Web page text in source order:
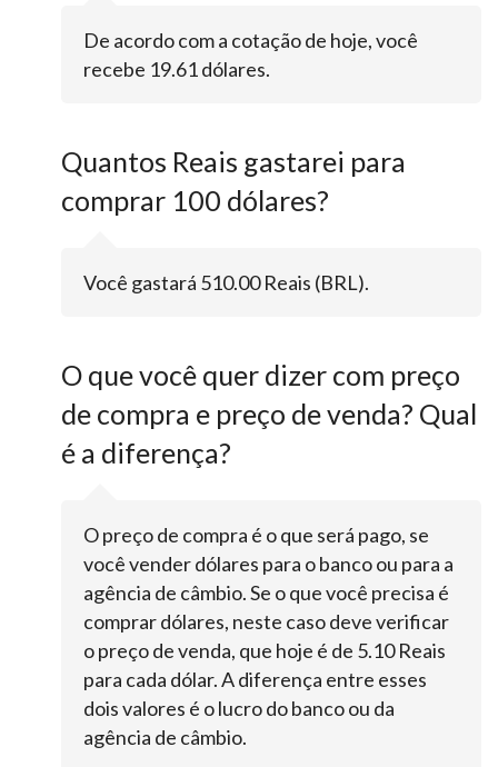
De acordo com a cotação de hoje, você
recebe 19.61 dólares.
Quantos Reais gastarei para
comprar 100 dólares?
Você gastará 510.00 Reais (BRL).
O que você quer dizer com preço
de compra e preço de venda? Qual
é a diferença?
O preço de compra é o que será pago, se
você vender dólares para o banco ou para a
agência de câmbio. Se o que você precisa é
comprar dólares, neste caso deve verificar
o preço de venda, que hoje é de 5.10 Reais
para cada dólar. A diferença entre esses
dois valores é o lucro do banco ou da
agência de câmbio.